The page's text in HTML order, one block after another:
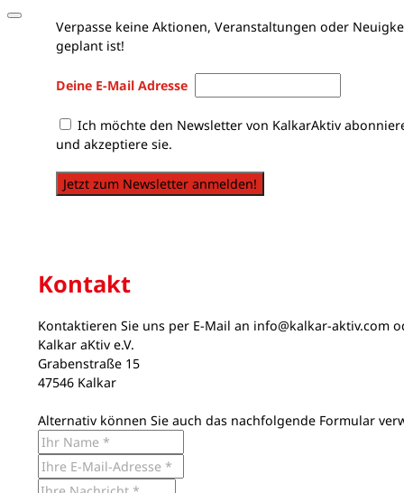
Verpasse keine Aktionen, Veranstaltungen oder
geplant ist!
Deine E-Mail Adresse
Ich möchte den Newsletter von KalkarAktiv
und akzeptiere sie.
Jetzt zum Newsletter anmelden!
Kontakt
Kontaktieren Sie uns per E-Mail an info@kalkar-aktiv.com
Kalkar aKtiv e.V.
Grabenstraße 15
47546 Kalkar
Alternativ können Sie auch das nachfolgende Formular